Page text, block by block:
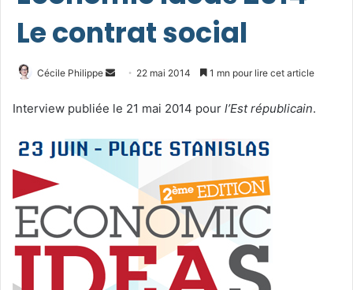
Le contrat social
Cécile Philippe
Envoyer
courriel
22 mai 2014 1 mn pour lire cet article
Interview publiée le 21 mai 2014 pour l’Est républicain.